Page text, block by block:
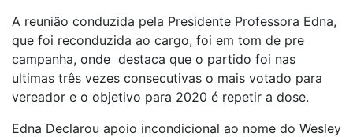
A reunião conduzida pela Presidente Professora Edna,
que foi reconduzida ao cargo, foi em tom de pre
campanha, onde destaca que o partido foi nas
ultimas três vezes consecutivas o mais votado para
vereador e o objetivo para 2020 é repetir a dose.
Edna Declarou apoio incondicional ao nome do Wesley